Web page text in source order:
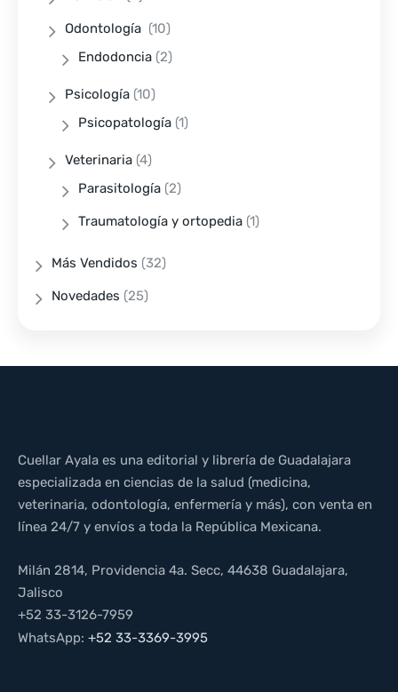
Odontología (10)
Endodoncia (2)
Psicología (10)
Psicopatología (1)
Veterinaria (4)
Parasitología (2)
Traumatología y ortopedia (1)
Más Vendidos (32)
Novedades (25)
Cuellar Ayala es una editorial y librería de Guadalajara
especializada en ciencias de la salud (medicina,
veterinaria, odontología, enfermería y más), con venta en
línea 24/7 y envíos a toda la República Mexicana.
Milán 2814, Providencia 4a. Secc, 44638 Guadalajara,
Jalisco
+52 33-3126-7959
WhatsApp: +52 33-3369-3995